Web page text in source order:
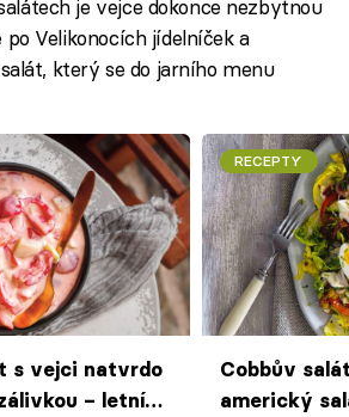
je vejce dokonce nezbytnou
po Velikonocích jídelníček a
který se do jarního menu
s vejci natvrdo
– letní
RECEPTY
Cobbův
americký